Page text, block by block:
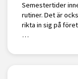
Semestertider
rutiner. Det är
rikta in sig på
…